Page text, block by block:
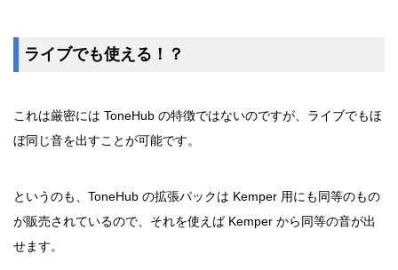
ライブでも使える！？
これは厳密には ToneHub の特徴ではないのですが、ライブでもほ
ぼ同じ音を出すことが可能です。
というのも、ToneHub の拡張パックは Kemper 用にも同等のもの
が販売されているので、それを使えば Kemper から同等の音が出
せます。